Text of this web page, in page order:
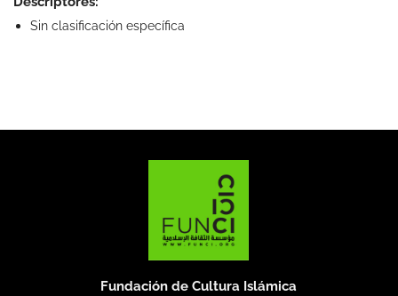
Sin clasificación específica
Fundación de Cultura Islámica